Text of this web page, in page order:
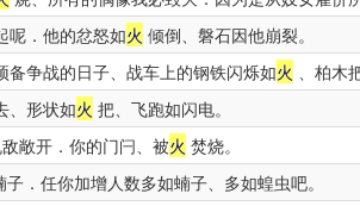
呢．他的忿怒如火 倾倒、磐石因他崩裂。
争战的日子、战车上的钢铁闪烁如火 、柏木
、形状如火 把、飞跑如闪电。
敞开．你的门闩、被火 焚烧。
．任你加增人数多如蝻子、多如蝗虫吧。